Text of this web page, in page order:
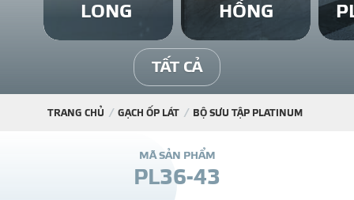
NGÓI LỢP
LONG
HỒNG
TẤT CẢ
TRANG CHỦ GẠCH ỐP LÁT BỘ SƯU TẬP PLATINUM
MÃ SẢN PHẨM
PL36-43